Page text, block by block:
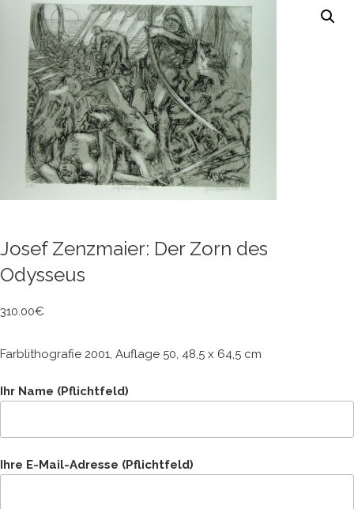
Josef Zenzmaier: Der Zorn des
Odysseus
310.00€
Farblithografie 2001, Auflage 50, 48,5 x 64,5 cm
Ihr Name (Pflichtfeld)
Ihre E-Mail-Adresse (Pflichtfeld)